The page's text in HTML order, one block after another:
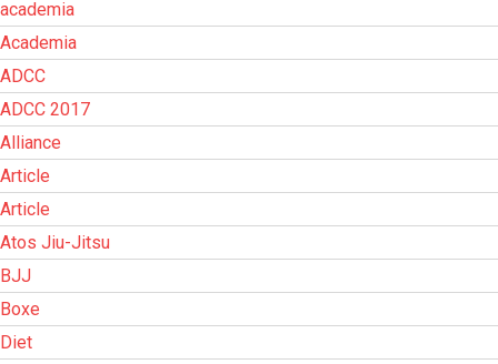
academia
Academia
ADCC
ADCC 2017
Alliance
Article
Article
Atos Jiu-Jitsu
BJJ
Boxe
Diet